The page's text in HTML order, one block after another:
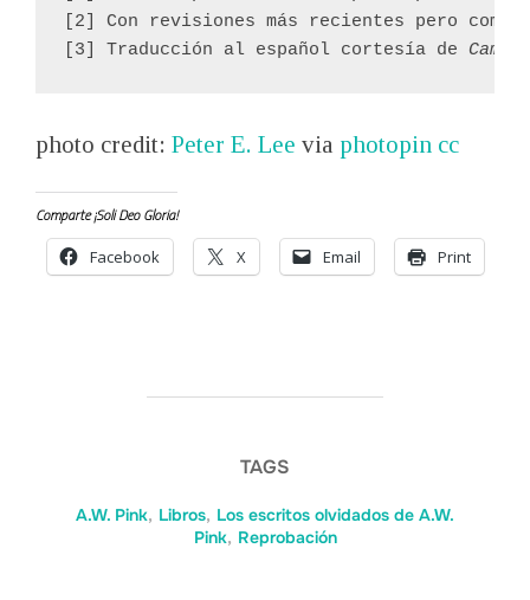
[2] Con revisiones más recientes pero
[3] Traducción al español cortesía de
photo credit: Peter E. Lee via photopin cc
Comparte ¡Soli Deo Gloria!
Facebook X Email Print
TAGS
A.W. Pink, Libros, Los escritos olvidados de A.W.
Pink, Reprobación